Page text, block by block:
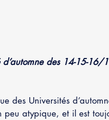
d’automne des 14-15-16/
des Universités
peu atypique, et il est